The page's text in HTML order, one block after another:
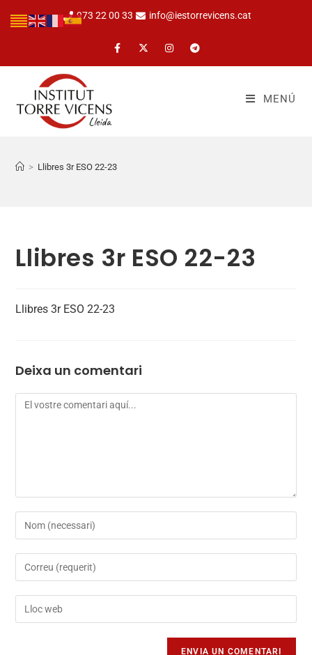
973 22 00 33 info@iestorrevicens.cat
MENÚ
> Llibres 3r ESO 22-23
Llibres 3r ESO 22-23
Llibres 3r ESO 22-23
Deixa un comentari